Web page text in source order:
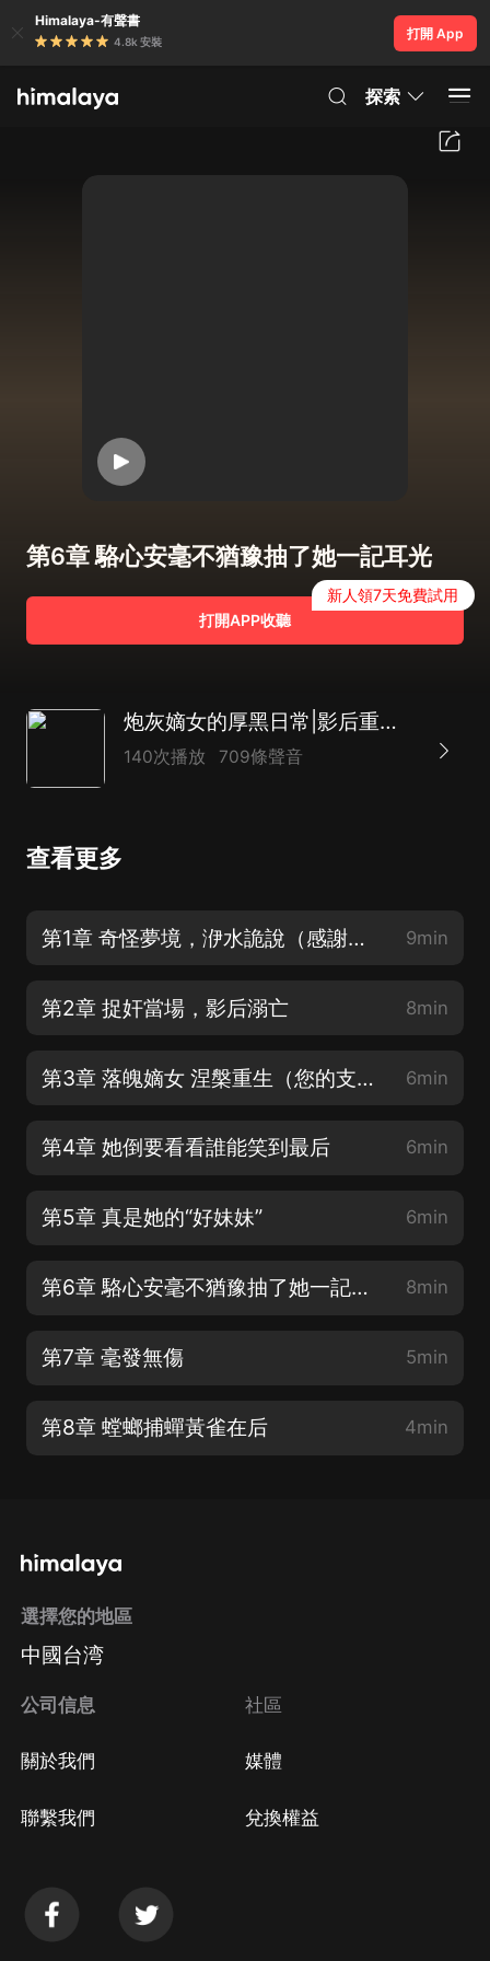
Himalaya-有聲書
4.8k 安裝
打開 App
探索
第6章 駱心安毫不猶豫抽了她一記耳光
打開APP收聽
新人領7天免費試用
炮灰嫡女的厚黑日常|影后重生|后院宅鬥|AI多播
140次播放 709條聲音
查看更多
第1章 奇怪夢境，洢水詭說（感謝您的關注和訂閱） 9min
第2章 捉奸當場，影后溺亡 8min
第3章 落魄嫡女 涅槃重生（您的支持是制作人最大的鼓勵） 6min
第4章 她倒要看看誰能笑到最后 6min
第5章 真是她的“好妹妹” 6min
第6章 駱心安毫不猶豫抽了她一記耳光 8min
第7章 毫發無傷 5min
第8章 螳螂捕蟬黃雀在后 4min
選擇您的地區
中國台湾
公司信息
關於我們
聯繫我們
社區
媒體
兌換權益